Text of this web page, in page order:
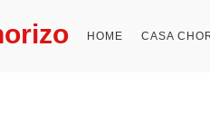
HOME CASA